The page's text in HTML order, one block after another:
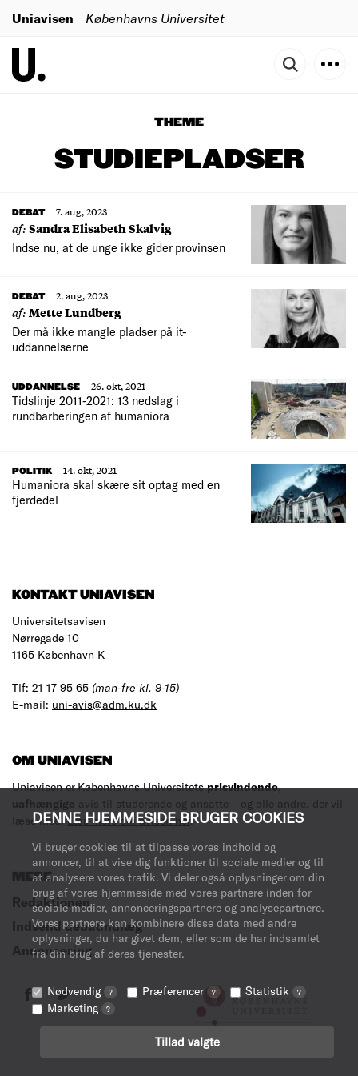
DENNE HJEMMESIDE BRUGER COOKIES
Vi bruger cookies til at tilpasse vores indhold og
annoncer, til at vise dig funktioner til sociale medier og til
at analysere vores trafik. Vi deler også oplysninger om din
brug af vores hjemmeside med vores partnere inden for
sociale medier, annonceringspartnere og analysepartnere.
Vores partnere kan kombinere disse data med andre
oplysninger, du har givet dem, eller som de har indsamlet
fra din brug af deres tjenester.
Nødvendig ? Præferencer ? Statistik ?
Marketing ?
Tillad valgte
Uniavisen Københavns Universitet
THEME
STUDIEPLADSER
DEBAT 7. aug, 2023
af:Sandra Elisabeth Skalvig
Indse nu, at de unge ikke gider provinsen
DEBAT 2. aug, 2023
af:Mette Lundberg
Der må ikke mangle pladser på it-
uddannelserne
UDDANNELSE
26. okt, 2021
Tidslinje 2011-2021: 13 nedslag i
rundbarberingen af humaniora
POLITIK
14. okt, 2021
Humaniora skal skære sit optag med en
fjerdedel
KONTAKT UNIAVISEN
Universitetsavisen
Nørregade 10
1165 København K
Tlf: 21 17 95 65 (man-fre kl. 9-15)
E-mail: uni-avis@adm.ku.dk
OM UNIAVISEN
Uniavisen er Københavns Universitetsprisvindende,
uafhængige avis til studerende og ansatte – og alle andre, der vil
læse med.Læs mere om avisen her.
MERE
Redaktionen
Indsend debatindlæg
Annoncering